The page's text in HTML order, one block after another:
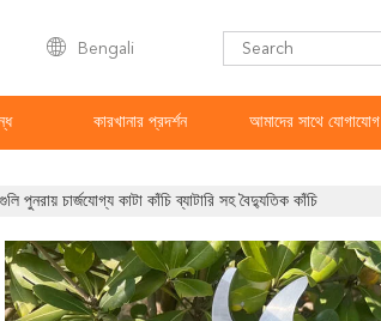
Bengali
কারখানার প্রদর্শন আমাদের সাথে যোগাযোগ
পুনরায় চার্জযোগ্য কাটা কাঁচি ব্যাটারি সহ বৈদ্যুতিক কাঁচি